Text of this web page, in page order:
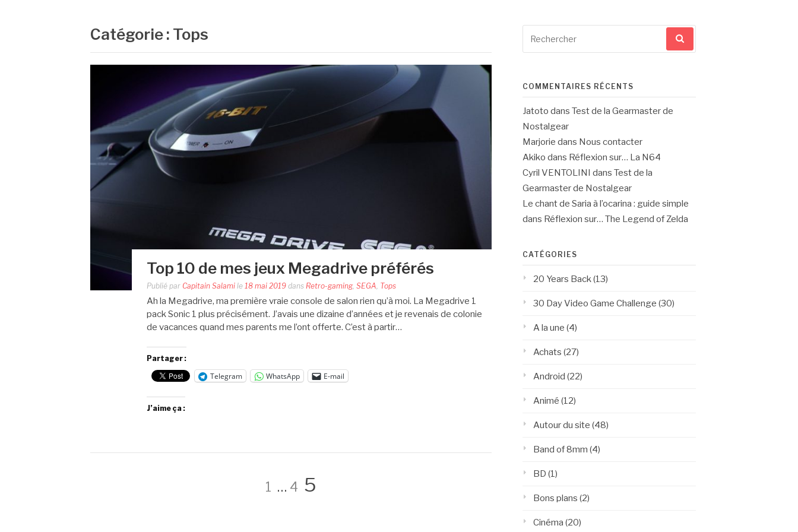
Catégorie : Tops
Top 10 de mes jeux Megadrive préférés
Publié par Capitain Salami le 18 mai 2019 dans Retro-gaming, SEGA Tops
Ah la Megadrive, ma première vraie console de salon rien qu’à moi. La Megadrive 1
pack Sonic 1 plus précisément. J’avais une dizaine d’années et je revenais de colonie
de vacances quand mes parents me l’ont offerte. C’est à partir…
Partager :
Telegram WhatsApp E-mail
J’aime ça :
Page
1 … Page
4 Page
5
pour
COMMENTAIRES RÉCENTS
Jatoto dans Test de la Gearmaster de
Nostalgear
Marjorie dans Nous contacter
Akiko dans Réflexion sur… La N64
Cyril VENTOLINI dans Test de la
Gearmaster de Nostalgear
Le chant de Saria à l’ocarina : guide simple
dans Réflexion sur… The Legend of Zelda
CATÉGORIES
20 Years Back (13)
30 Day Video Game Challenge (30)
A la une (4)
Achats (27)
Android (22)
Animé (12)
Autour du site (48)
Band of 8mm (4)
BD (1)
Bons plans (2)
Cinéma (20)